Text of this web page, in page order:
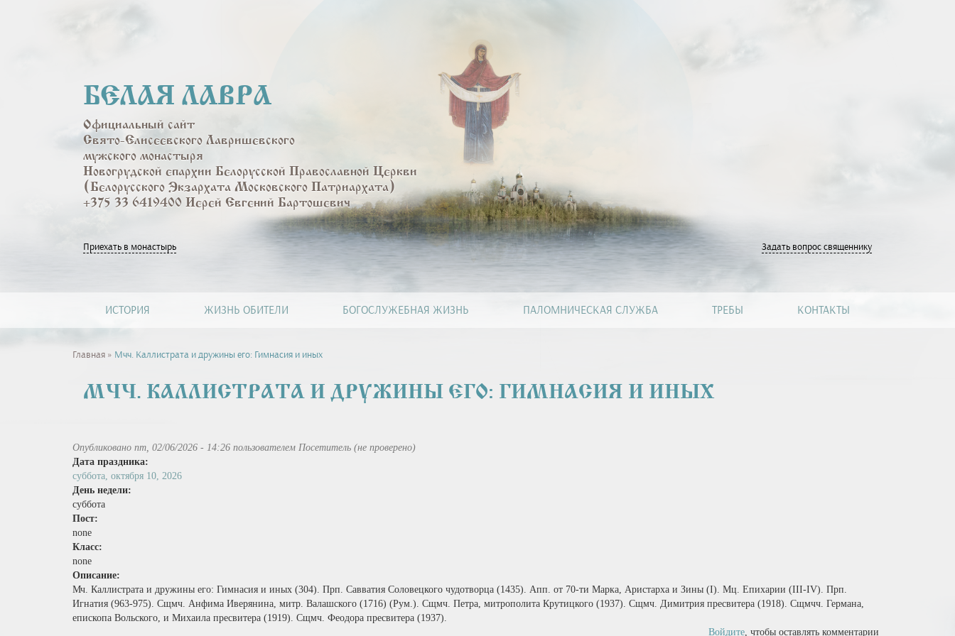
БЕЛАЯ ЛАВРА
Официальный сайт
Свято-Елисеевского Лавришевского
мужского монастыря
Новогрудской епархии Белорусской Православной Церкви
(Белорусского Экзархата Московского Патриархата)
+375 33 6419400 Иерей Евгений Бартошевич
Приехать в монастырь Задать вопрос священнику
ИСТОРИЯ ЖИЗНЬ ОБИТЕЛИ БОГОСЛУЖЕБНАЯ ЖИЗНЬ ПАЛОМНИЧЕСКАЯ СЛУЖБА ТРЕБЫ КОНТАКТЫ
Вы
здесь
Главная » Мчч. Каллистрата и дружины его: Гимнасия и иных
МЧЧ. КАЛЛИСТРАТА И ДРУЖИНЫ ЕГО: ГИМНАСИЯ И ИНЫХ
Опубликовано пт, 02/06/2026 - 14:26 пользователем Посетитель (не проверено)
Дата праздника:
суббота, октября 10, 2026
День недели:
суббота
Пост:
none
Класс:
none
Описание:
Мч. Каллистрата и дружины его: Гимнасия и иных (304). Прп. Савватия Соловецкого чудотворца (1435). Апп. от 70‑ти Марка, Аристарха и Зины (I). Мц. Епихарии (III‑IV). Прп.
Игнатия (963‑975). Сщмч. Анфима Иверянина, митр. Валашского (1716) (Рум.). Сщмч. Петра, митрополита Крутицкого (1937). Сщмч. Димитрия пресвитера (1918). Сщмчч. Германа,
епископа Вольского, и Михаила пресвитера (1919). Сщмч. Феодора пресвитера (1937).
Войдите , чтобы оставлять комментарии